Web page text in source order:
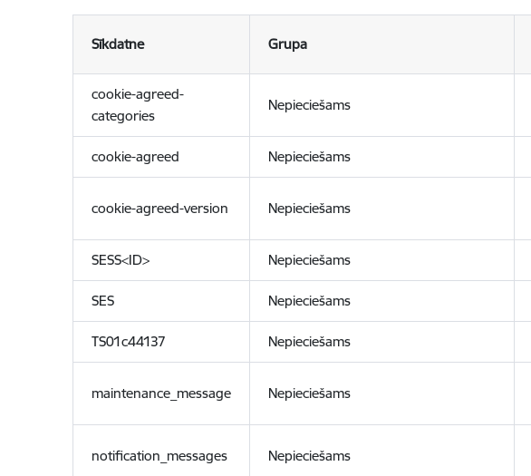
Sīkdatne Grupa
cookie-agreed-
categories
Nepieciešams
cookie-agreed Nepieciešams
cookie-agreed-version Nepieciešams
SESS<ID> Nepieciešams
SES Nepieciešams
TS01c44137 Nepieciešams
maintenance_message Nepieciešams
notification_messages Nepieciešams